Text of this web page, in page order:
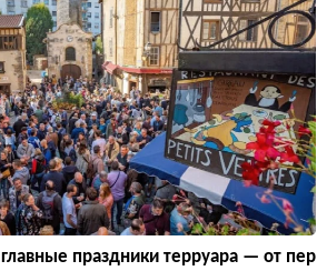
праздники терруара — от пер